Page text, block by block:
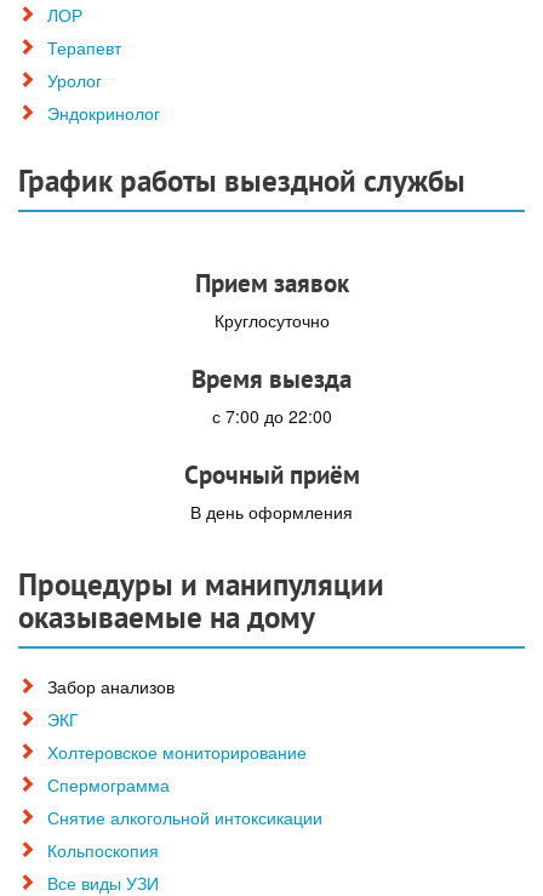
ЛОР
Терапевт
Уролог
Эндокринолог
График работы выездной службы
Прием заявок
Круглосуточно
Время выезда
с 7:00 до 22:00
Срочный приём
В день оформления
Процедуры и манипуляции
оказываемые на дому
Забор анализов
ЭКГ
Холтеровское мониторирование
Спермограмма
Снятие алкогольной интоксикации
Кольпоскопия
Все виды УЗИ